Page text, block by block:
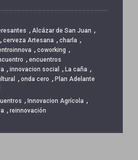
, Alcázar de San Juan ,
, cerveza Artesana , charla ,
, coworking ,
, encuentros
, innovacion social , La caña ,
, onda cero , Plan Adelante
, Innovacion Agrícola ,
, reinnovación